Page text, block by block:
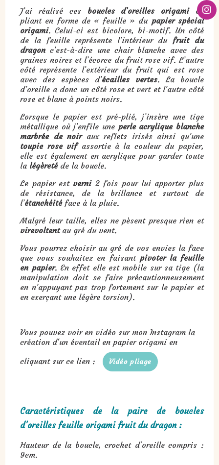
J’ai réalisé ces boucles d’oreilles origamien
pliant en forme de « feuille » du papier spécial
origami. Celui-ci est bicolore, bi-motif. Un côté
de la feuille représente l’intérieur du fruit du
dragon c’est-à-dire une chair blanche avec des
graines noires et l’écorce du fruit rose vif. L’autre
côté représente l’extérieur du fruit qui est rose
avec des espèces d’écailles vertes. La boucle
d’oreille a donc un côté rose et vert et l’autre côté
rose et blanc à points noirs.
Lorsque le papier est pré-plié, j’insère une tige
métallique où j’enfile une perle acrylique blanche
marbrée de noiraux reflets irisés ainsi qu’une
toupie rose vifassortie à la couleur du papier,
elle est également en acrylique pour garder toute
la légèretéde la boucle.
Le papier est verni2 fois pour lui apporter plus
de résistance, de la brillance et surtout de
l’étanchéitéface à la pluie.
Malgré leur taille, elles ne pèsent presque rien et
virevoltentau gré du vent.
Vous pourrez choisir au gré de vos envies la face
que vous souhaitez en faisant pivoter la feuille
en papier. En effet elle est mobile sur sa tige (la
manipulation doit se faire précautionneusement
en n’appuyant pas trop fortement sur le papier et
en exerçant une légère torsion).
Vous pouvez voir en vidéo sur mon Instagram la
création d'un éventail en papier origami en
cliquant sur ce lien :
Vidéo pliage
Caractéristiques de la paire de boucles
d’oreilles feuille origami fruit du dragon :
Hauteur de la boucle, crochet d'oreille compris :
9cm.